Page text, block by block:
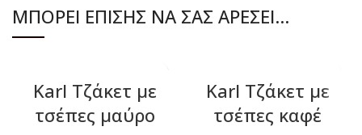
ΜΠΟΡΕΊ ΕΠΊΣΗΣ ΝΑ ΣΑΣ ΑΡΈΣΕΙ…
Karl Tζάκετ με
τσέπες μαύρο
Karl Tζάκετ με
τσέπες καφέ